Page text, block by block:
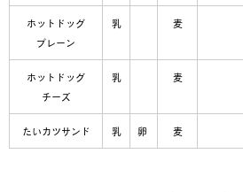
ホットドッグ
プレーン
乳 麦
ホットドッグ
チーズ
乳 麦
たいカツサンド 乳 卵 麦